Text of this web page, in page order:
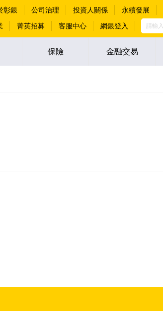
彰銀 公司治理 投資人關係 永續發展
菁英招募 客服中心 網銀登入
保險 金融交易